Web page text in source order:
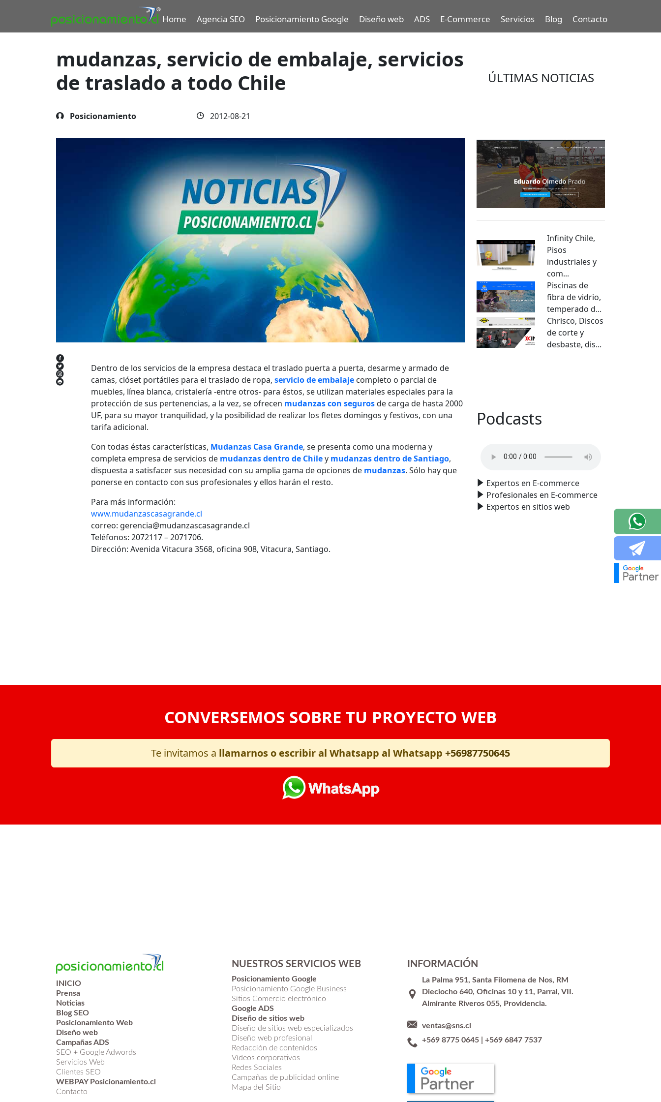
Home Agencia SEO Posicionamiento Google Diseño web ADS E-Commerce Servicios Blog Contacto
mudanzas, servicio de embalaje, servicios
de traslado a todo Chile
Posicionamiento 2012-08-21
Dentro de los servicios de la empresa destaca el traslado puerta a puerta, desarme y armado de
camas, clóset portátiles para el traslado de ropa,servicio de embalaje completo o parcial de
muebles, línea blanca, cristalería -entre otros- para éstos, se utilizan materiales especiales para la
protección de sus pertenencias, a la vez, se ofrecen mudanzas con segurosde carga de hasta 2000
UF, para su mayor tranquilidad, y la posibilidad de realizar los fletes domingos y festivos, con una
tarifa adicional.
Con todas éstas características, Mudanzas Casa Grande, se presenta como una moderna y
completa empresa de servicios de mudanzas dentro de Chiley mudanzas dentro de Santiago,
dispuesta a satisfacer sus necesidad con su amplia gama de opciones de mudanzas. Sólo hay que
ponerse en contacto con sus profesionales y ellos harán el resto.
Para más información:
www.mudanzascasagrande.cl
correo: gerencia@mudanzascasagrande.cl
Teléfonos: 2072117 – 2071706.
Dirección: Avenida Vitacura 3568, oficina 908, Vitacura, Santiago.
ÚLTIMAS NOTICIAS
Infinity Chile,
Pisos
industriales y
com...
Piscinas de
fibra de vidrio,
temperado d...
Chrisco, Discos
de corte y
desbaste, dis...
Podcasts
Expertos en E-commerce
Profesionales en E-commerce
Expertos en sitios web
CONVERSEMOS SOBRE TU PROYECTO WEB
Te invitamos a llamarnos o escribir al Whatsapp al Whatsapp +56987750645
INICIO
Prensa
Noticias
Blog SEO
Posicionamiento Web
Diseño web
Campañas ADS
SEO + Google Adwords
Servicios Web
Clientes SEO
WEBPAY Posicionamiento.cl
Contacto
NUESTROS SERVICIOS WEB
Posicionamiento Google
Posicionamiento Google Business
Sitios Comercio electrónico
Google ADS
Diseño de sitios web
Diseño de sitios web especializados
Diseño web profesional
Redacción de contenidos
Videos corporativos
Redes Sociales
Campañas de publicidad online
Mapa del Sitio
INFORMACIÓN
La Palma 951, Santa Filomena de Nos, RM
Dieciocho 640, Oficinas 10 y 11, Parral, VII.
Almirante Riveros 055, Providencia.
ventas@sns.cl
+569 8775 0645 |+569 6847 7537